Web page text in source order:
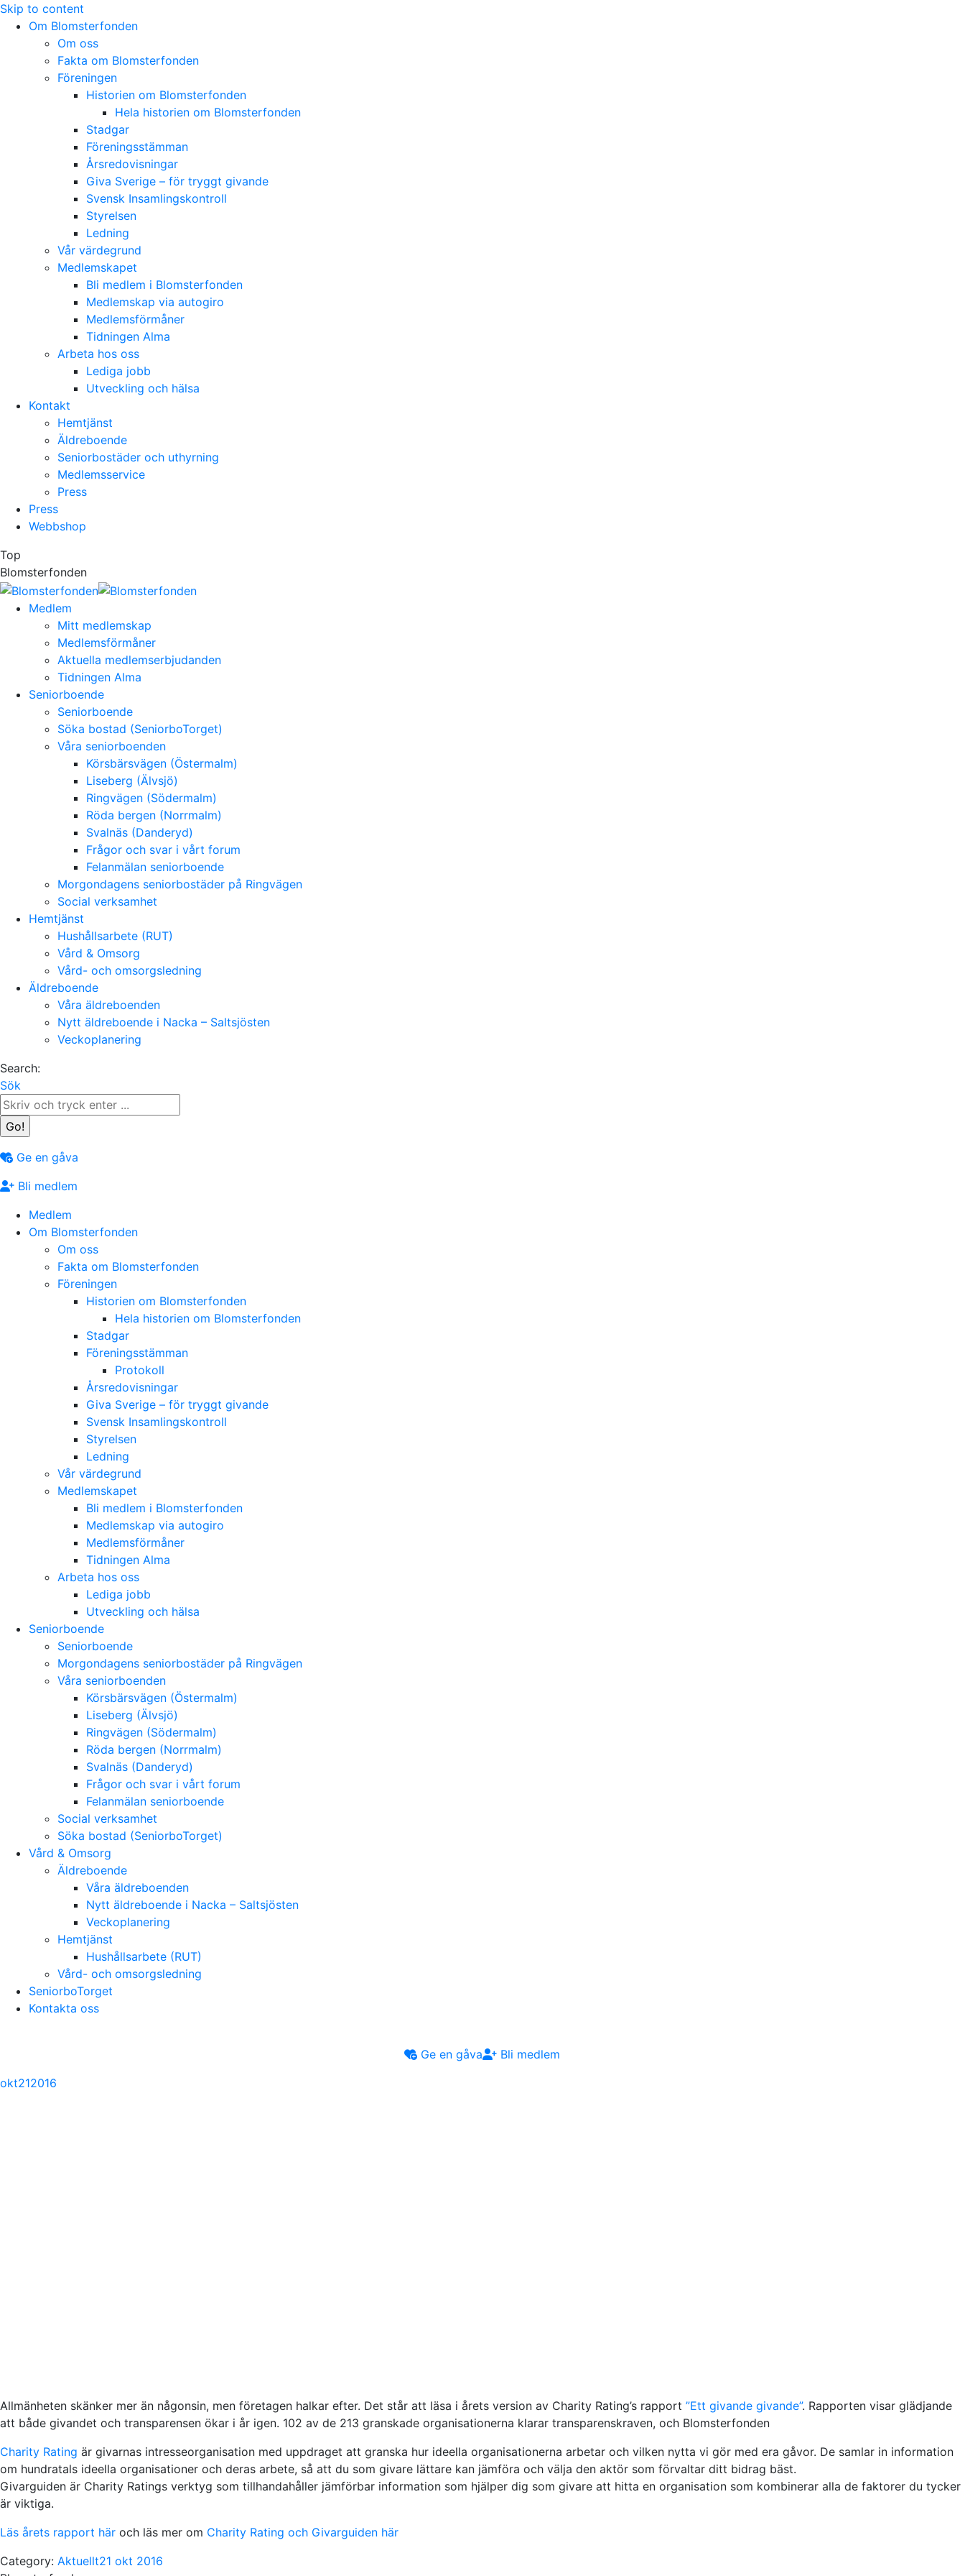
Skip to content
Om Blomsterfonden
Om oss
Fakta om Blomsterfonden
Föreningen
Historien om Blomsterfonden
Hela historien om Blomsterfonden
Stadgar
Föreningsstämman
Årsredovisningar
Giva Sverige – för tryggt givande
Svensk Insamlingskontroll
Styrelsen
Ledning
Vår värdegrund
Medlemskapet
Bli medlem i Blomsterfonden
Medlemskap via autogiro
Medlemsförmåner
Tidningen Alma
Arbeta hos oss
Lediga jobb
Utveckling och hälsa
Kontakt
Hemtjänst
Äldreboende
Seniorbostäder och uthyrning
Medlemsservice
Press
Press
Webbshop
Top
Blomsterfonden
Medlem
Mitt medlemskap
Medlemsförmåner
Aktuella medlemserbjudanden
Tidningen Alma
Seniorboende
Seniorboende
Söka bostad (SeniorboTorget)
Våra seniorboenden
Körsbärsvägen (Östermalm)
Liseberg (Älvsjö)
Ringvägen (Södermalm)
Röda bergen (Norrmalm)
Svalnäs (Danderyd)
Frågor och svar i vårt forum
Felanmälan seniorboende
Morgondagens seniorbostäder på Ringvägen
Social verksamhet
Hemtjänst
Hushållsarbete (RUT)
Vård & Omsorg
Vård- och omsorgsledning
Äldreboende
Våra äldreboenden
Nytt äldreboende i Nacka – Saltsjösten
Veckoplanering
Search:
Sök
Ge en gåva
Bli medlem
Medlem
Om Blomsterfonden
Om oss
Fakta om Blomsterfonden
Föreningen
Historien om Blomsterfonden
Hela historien om Blomsterfonden
Stadgar
Föreningsstämman
Protokoll
Årsredovisningar
Giva Sverige – för tryggt givande
Svensk Insamlingskontroll
Styrelsen
Ledning
Vår värdegrund
Medlemskapet
Bli medlem i Blomsterfonden
Medlemskap via autogiro
Medlemsförmåner
Tidningen Alma
Arbeta hos oss
Lediga jobb
Utveckling och hälsa
Seniorboende
Seniorboende
Morgondagens seniorbostäder på Ringvägen
Våra seniorboenden
Körsbärsvägen (Östermalm)
Liseberg (Älvsjö)
Ringvägen (Södermalm)
Röda bergen (Norrmalm)
Svalnäs (Danderyd)
Frågor och svar i vårt forum
Felanmälan seniorboende
Social verksamhet
Söka bostad (SeniorboTorget)
Vård & Omsorg
Äldreboende
Våra äldreboenden
Nytt äldreboende i Nacka – Saltsjösten
Veckoplanering
Hemtjänst
Hushållsarbete (RUT)
Vård- och omsorgsledning
SeniorboTorget
Kontakta oss
Ge en gåva
Bli medlem
okt212016
Allmänheten skänker mer än någonsin, men företagen halkar efter. Det står att läsa i årets version av Charity Rating’s rapport ”Ett givande givande”. Rapporten visar glädjande
att både givandet och transparensen ökar i år igen. 102 av de 213 granskade organisationerna klarar transparenskraven, och Blomsterfonden
Charity Rating är givarnas intresseorganisation med uppdraget att granska hur ideella organisationerna arbetar och vilken nytta vi gör med era gåvor. De samlar in information
om hundratals ideella organisationer och deras arbete, så att du som givare lättare kan jämföra och välja den aktör som förvaltar ditt bidrag bäst.
Givarguiden är Charity Ratings verktyg som tillhandahåller jämförbar information som hjälper dig som givare att hitta en organisation som kombinerar alla de faktorer du tycker
är viktiga.
Läs årets rapport här och läs mer om Charity Rating och Givarguiden här
Category: Aktuellt21 okt 2016